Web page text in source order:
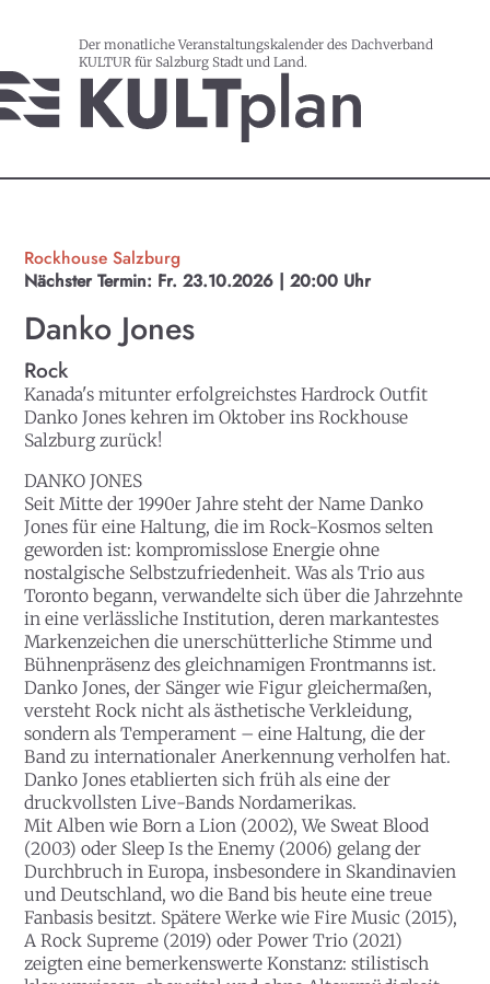
Der monatliche Veranstaltungskalender des Dachverband
KULTUR für Salzburg Stadt und Land.
Rockhouse Salzburg
Nächster Termin: Fr. 23.10.2026 | 20:00 Uhr
Danko Jones
Rock
Kanada's mitunter erfolgreichstes Hardrock Outfit
Danko Jones kehren im Oktober ins Rockhouse
Salzburg zurück!
DANKO JONES
Seit Mitte der 1990er Jahre steht der Name Danko
Jones für eine Haltung, die im Rock-Kosmos selten
geworden ist: kompromisslose Energie ohne
nostalgische Selbstzufriedenheit. Was als Trio aus
Toronto begann, verwandelte sich über die Jahrzehnte
in eine verlässliche Institution, deren markantestes
Markenzeichen die unerschütterliche Stimme und
Bühnenpräsenz des gleichnamigen Frontmanns ist.
Danko Jones, der Sänger wie Figur gleichermaßen,
versteht Rock nicht als ästhetische Verkleidung,
sondern als Temperament – eine Haltung, die der
Band zu internationaler Anerkennung verholfen hat.
Danko Jones etablierten sich früh als eine der
druckvollsten Live-Bands Nordamerikas.
Mit Alben wie Born a Lion (2002), We Sweat Blood
(2003) oder Sleep Is the Enemy (2006) gelang der
Durchbruch in Europa, insbesondere in Skandinavien
und Deutschland, wo die Band bis heute eine treue
Fanbasis besitzt. Spätere Werke wie Fire Music (2015),
A Rock Supreme (2019) oder Power Trio (2021)
zeigten eine bemerkenswerte Konstanz: stilistisch